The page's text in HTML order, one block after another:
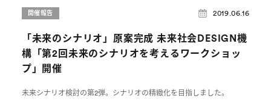
開催報告 2019.06.16
「未来のシナリオ」原案完成 未来社会DESIGN機
構「第2回未来のシナリオを考えるワークショッ
プ」開催
未来シナリオ検討の第2弾。シナリオの精緻化を目指しました。